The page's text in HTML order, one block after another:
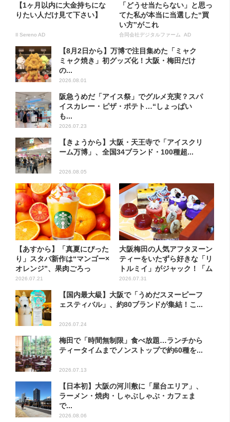
【1ヶ月以内に大金持ちにな
りたい人だけ見て下さい】
Il Sereno AD
「どうせ当たらない」と思っ
てた私が本当に当選した“買
い方”がこれ
合同会社デジタルファーム AD
【8月2日から】万博で注目集めた「ミャク
ミャク焼き」初グッズ化！大阪・梅田だけ
の...
2026.08.01
阪急うめだ「アイス祭」でグルメ充実？スパ
イスカレー・ピザ・ポテト…“しょっぱい
も...
2026.07.23
【きょうから】大阪・天王寺で「アイスクリ
ーム万博」、全国34ブランド・100種超...
2026.08.05
【あすから】「真夏にぴった
り」スタバ新作は“マンゴー×
オレンジ”、果肉ごろっ
と…...
2026.07.21
大阪梅田の人気アフタヌーン
ティーをいたずら好きな「リ
トルミイ」がジャック！「ム
ー...
2026.07.31
【国内最大級】大阪で「うめだスヌーピーフ
ェスティバル」、約80ブランドが集結！こ...
2026.07.24
梅田で「時間無制限」食べ放題…ランチから
ティータイムまでノンストップで約60種を...
2026.07.13
【日本初】大阪の河川敷に「屋台エリア」、
ラーメン・焼肉・しゃぶしゃぶ・カフェま
で...
2026.08.06